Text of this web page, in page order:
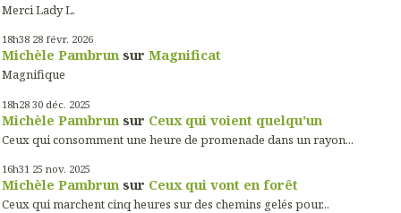
Merci Lady L.
18h38 28 févr. 2026
Michèle Pambrun sur Magnificat
Magnifique
18h28 30 déc. 2025
Michèle Pambrun sur Ceux qui voient quelqu'un
Ceux qui consomment une heure de promenade dans un rayon...
16h31 25 nov. 2025
Michèle Pambrun sur Ceux qui vont en forêt
Ceux qui marchent cinq heures sur des chemins gelés pour...